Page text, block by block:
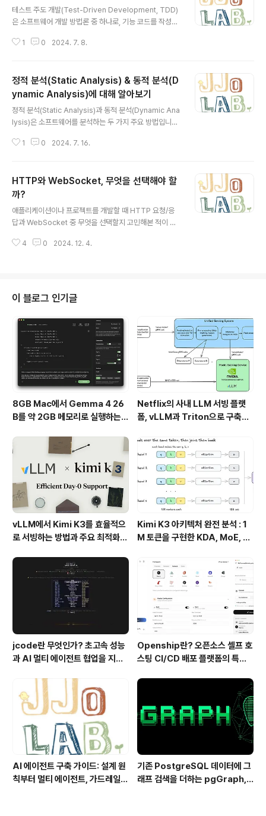
모델을 구축하고 이를 코드에 반영하는 것을 목표로 합니
다.도메인 주도 설계의 주요 개념도메인(Domain): 소프트
시스템의 경우 은행 업무 자체가 도메인이 됩니다.도메인
테스트 주도 개발(Test-Driven Development, TDD)
은 소프트웨어 개발 방법론 중 하나로, 기능 코드를 작성하
주된 목표는 코드의 품질을 높이고, 유지보수성을 개선하
테스트할 수 있는 단위 테스트(Unit Test)를 작성합니다.
이 단계에서는 아직 기능 코드가 작성되지 않았기 때문에
테스트는 실패(Red)합니다.코드 작성 (Green 단계): 테
스트가 실패한 것을 확인한 후, 테스트를 통과하기 위해 최
소한의 기능 코드를 작성합니다. 목표는 테스트를 성공적
으로 통과시키는 것에 집중하는 것입니다. 이 단계가 끝나
1 0 2024. 7. 8.
정적 분석(Static Analysis) & 동적 분석(D
ynamic Analysis)에 대해 알아보기
정적 분석(Static Analysis)과 동적 분석(Dynamic Ana
lysis)은 소프트웨어를 분석하는 두 가지 주요 방법입니다.
가하는 데 사용됩니다.정적 분석(Static Analysis)정적
로 합니다. 주요 특징구분내용 코드 검사 코드의 문법, 스타
일, 잠재적 버그, 보안 취약점 등을 찾기 위해 사용됩니다.
이는 코드의 동작을 이해하지 않고도 가능한 일입니다. 도
구 사용 정적 분석을 수행하는 다양한 도구들이 있습니다.
예를 들어, SonarQube, Coverity, PVS-Studio 등이
있습니다. 자동화 정적 분석 도구는..
1 0 2024. 7. 16.
HTTP와 WebSocket, 무엇을 선택해야 할
까?
애플리케이션이나 프로젝트를 개발할 때 HTTP 요청/응
답과 WebSocket 중 무엇을 선택할지 고민해본 적이 있
을 개발하거나 다양한 기술적 결정을 내려야 하는 상황이
와 WebSocket의 주요 차이점HTTPHTTP는 전통적인
요청/응답(request/response) 패턴을 따릅니다. 이는
클라이언트가 요청을 보내고, 서버가 이에 응답하는 구조
로 이루어져 있습니다.장점:캐싱 지원: 자주 변경되지 않는
리소스에 대해 캐싱이 가능하여 성능을 최적화할 수 있습
니다.안..
4 0 2024. 12. 4.
이 블로그 인기글
8GB Mac에서 Gemma 4 26
B를 약 2GB 메모리로 실행하는 T
Netflix의 사내 LLM 서빙 플랫
폼, vLLM과 Triton으로 구축한
vLLM에서 Kimi K3를 효율적으
로 서빙하는 방법과 주요 최적화
Kimi K3 아키텍처 완전 분석 : 1
M 토큰을 구현한 KDA, MoE, Fl
핵심 기술
jcode란 무엇인가? 초고속 성능
과 AI 멀티 에이전트 협업을 지원
Openship란? 오픈소스 셀프 호
스팅 CI/CD 배포 플랫폼의 특징
AI 에이전트 구축 가이드: 설계 원
칙부터 멀티 에이전트, 가드레일까
기존 PostgreSQL 데이터에 그
래프 검색을 더하는 pgGraph,